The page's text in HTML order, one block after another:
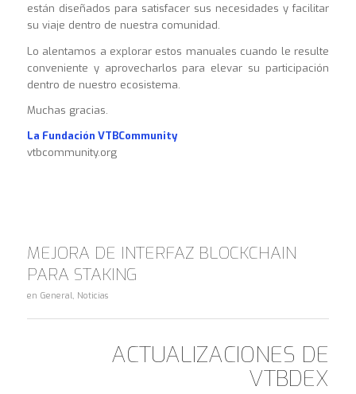
están diseñados para satisfacer sus necesidades y facilitar
su viaje dentro de nuestra comunidad.
Lo alentamos a explorar estos manuales cuando le resulte
conveniente y aprovecharlos para elevar su participación
dentro de nuestro ecosistema.
Muchas gracias.
La Fundación VTBCommunity
vtbcommunity.org
MEJORA DE INTERFAZ BLOCKCHAIN
PARA STAKING
en General Noticias
ACTUALIZACIONES DE
VTBDEX